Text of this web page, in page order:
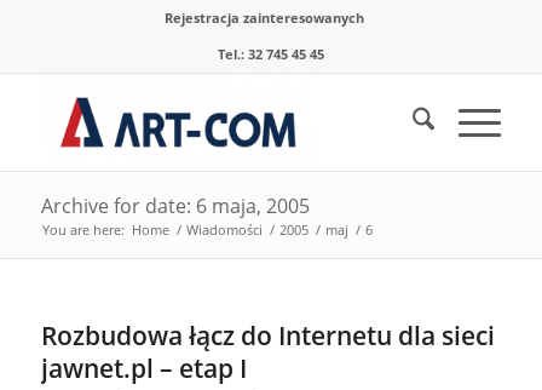
Rejestracja zainteresowanych
Tel.: 32 745 45 45
Archive for date: 6 maja, 2005
You are here: Home / Wiadomości / 2005 / maj / 6
Rozbudowa łącz do Internetu dla sieci
jawnet.pl – etap I